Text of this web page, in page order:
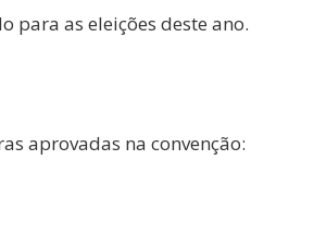
para as eleições deste ano.
aprovadas na convenção: